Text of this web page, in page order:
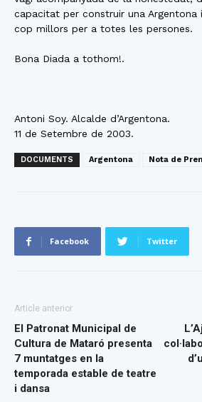
capacitat per construir una Argentona
cop millors per a totes les persones.
Bona Diada a tothom!.
Antoni Soy. Alcalde d’Argentona.
11 de Setembre de 2003.
DOCUMENTS Argentona Nota de
Facebook Twitter
Article anterior
El Patronat Municipal de
Cultura de Mataró presenta
7 muntatges en la
temporada estable de teatre
i dansa